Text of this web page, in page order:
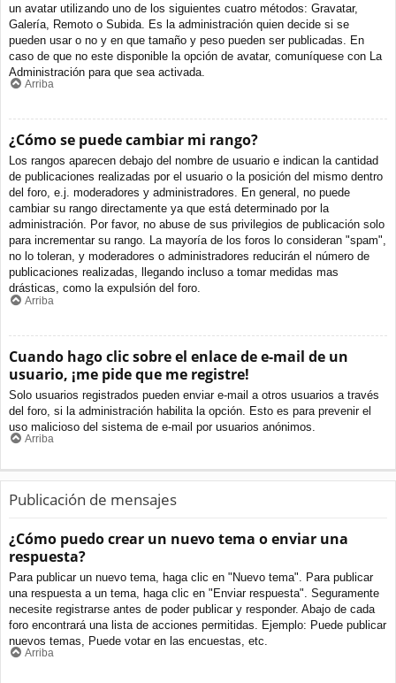
un avatar utilizando uno de los siguientes cuatro métodos: Gravatar,
Galería, Remoto o Subida. Es la administración quien decide si se
pueden usar o no y en que tamaño y peso pueden ser publicadas. En
caso de que no este disponible la opción de avatar, comuníquese con La
Administración para que sea activada.
Arriba
¿Cómo se puede cambiar mi rango?
Los rangos aparecen debajo del nombre de usuario e indican la cantidad
de publicaciones realizadas por el usuario o la posición del mismo dentro
del foro, e.j. moderadores y administradores. En general, no puede
cambiar su rango directamente ya que está determinado por la
administración. Por favor, no abuse de sus privilegios de publicación solo
para incrementar su rango. La mayoría de los foros lo consideran "spam",
no lo toleran, y moderadores o administradores reducirán el número de
publicaciones realizadas, llegando incluso a tomar medidas mas
drásticas, como la expulsión del foro.
Arriba
Cuando hago clic sobre el enlace de e-mail de un
usuario, ¡me pide que me registre!
Solo usuarios registrados pueden enviar e-mail a otros usuarios a través
del foro, si la administración habilita la opción. Esto es para prevenir el
uso malicioso del sistema de e-mail por usuarios anónimos.
Arriba
Publicación de mensajes
¿Cómo puedo crear un nuevo tema o enviar una
respuesta?
Para publicar un nuevo tema, haga clic en "Nuevo tema". Para publicar
una respuesta a un tema, haga clic en "Enviar respuesta". Seguramente
necesite registrarse antes de poder publicar y responder. Abajo de cada
foro encontrará una lista de acciones permitidas. Ejemplo: Puede publicar
nuevos temas, Puede votar en las encuestas, etc.
Arriba